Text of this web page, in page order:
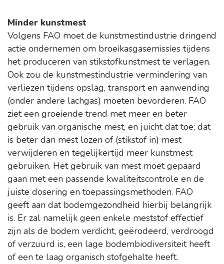
Minder kunstmest
Volgens FAO moet de kunstmestindustrie dringend
actie ondernemen om broeikasgasemissies tijdens
het produceren van stikstofkunstmest te verlagen.
Ook zou de kunstmestindustrie vermindering van
verliezen tijdens opslag, transport en aanwending
(onder andere lachgas) moeten bevorderen. FAO
ziet een groeiende trend met meer en beter
gebruik van organische mest, en juicht dat toe; dat
is beter dan mest lozen of (stikstof in) mest
verwijderen en tegelijkertijd meer kunstmest
gebruiken. Het gebruik van mest moet gepaard
gaan met een passende kwaliteitscontrole en de
juiste dosering en toepassingsmethoden. FAO
geeft aan dat bodemgezondheid hierbij belangrijk
is. Er zal namelijk geen enkele meststof effectief
zijn als de bodem verdicht, geërodeerd, verdroogd
of verzuurd is, een lage bodembiodiversiteit heeft
of een te laag organisch stofgehalte heeft.